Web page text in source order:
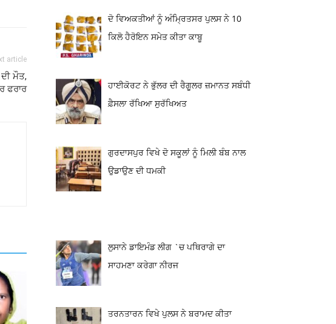
article
ਮੌਤ,
ਫਰਾਰ
ਦੋ ਵਿਅਕਤੀਆਂ ਨੂੰ ਅੰਮ੍ਰਿਤਸਰ ਪੁਲਸ ਨੇ 10
ਕਿਲੋ ਹੈਰੋਇਨ ਸਮੇਤ ਕੀਤਾ ਕਾਬੂ
ਹਾਈਕੋਰਟ ਨੇ ਭੁੱਲਰ ਦੀ ਰੈਗੂਲਰ ਜ਼ਮਾਨਤ ਸਬੰਧੀ
ਫ਼ੈਸਲਾ ਰੱਖਿਆ ਸੁਰੱਖਿਅਤ
ਗੁਰਦਾਸਪੁਰ ਵਿਖੇ ਦੋ ਸਕੂਲਾਂ ਨੂੰ ਮਿਲੀ ਬੰਬ ਨਾਲ
ਉਡਾਉਣ ਦੀ ਧਮਕੀ
ਲੁਸਾਨੇ ਡਾਇਮੰਡ ਲੀਗ `ਚ ਪਥਿਰਾਗੇ ਦਾ
ਸਾਹਮਣਾ ਕਰੇਗਾ ਨੀਰਜ
ਤਰਨਤਾਰਨ ਵਿਖੇ ਪੁਲਸ ਨੇ ਬਰਾਮਦ ਕੀਤਾ